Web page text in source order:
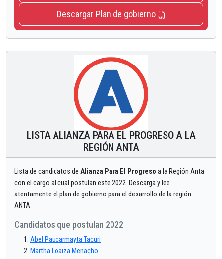
Descargar Plan de gobierno
LISTA ALIANZA PARA EL PROGRESO A LA
REGIÓN ANTA
Lista de candidatos de Alianza Para El Progreso a la Región Anta
con el cargo al cual postulan este 2022. Descarga y lee
atentamente el plan de gobierno para el desarrollo de la región
ANTA
Candidatos que postulan 2022
Abel Paucarmayta Tacuri
Martha Loaiza Menacho